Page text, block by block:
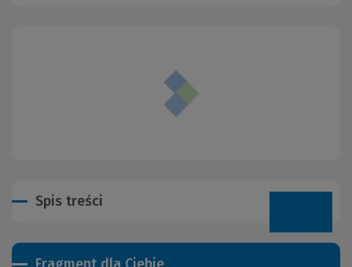
Spis treści